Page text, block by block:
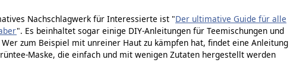
Nachschlagwerk für Interessierte ist "Der ultimative Guide für alle
". Es beinhaltet sogar einige DIY-Anleitungen für Teemischungen und
Wer zum Beispiel mit unreiner Haut zu kämpfen hat, findet eine Anleitung
Maske, die einfach und mit wenigen Zutaten hergestellt werden